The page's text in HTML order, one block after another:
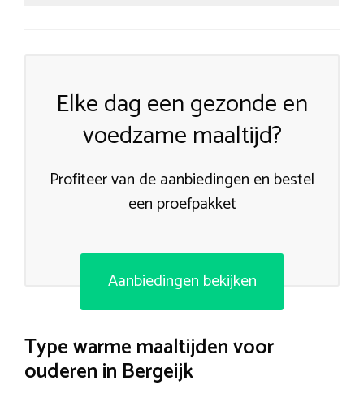
Elke dag een gezonde en
voedzame maaltijd?
Profiteer van de aanbiedingen en bestel
een proefpakket
Aanbiedingen bekijken
Type warme maaltijden voor
ouderen in Bergeijk